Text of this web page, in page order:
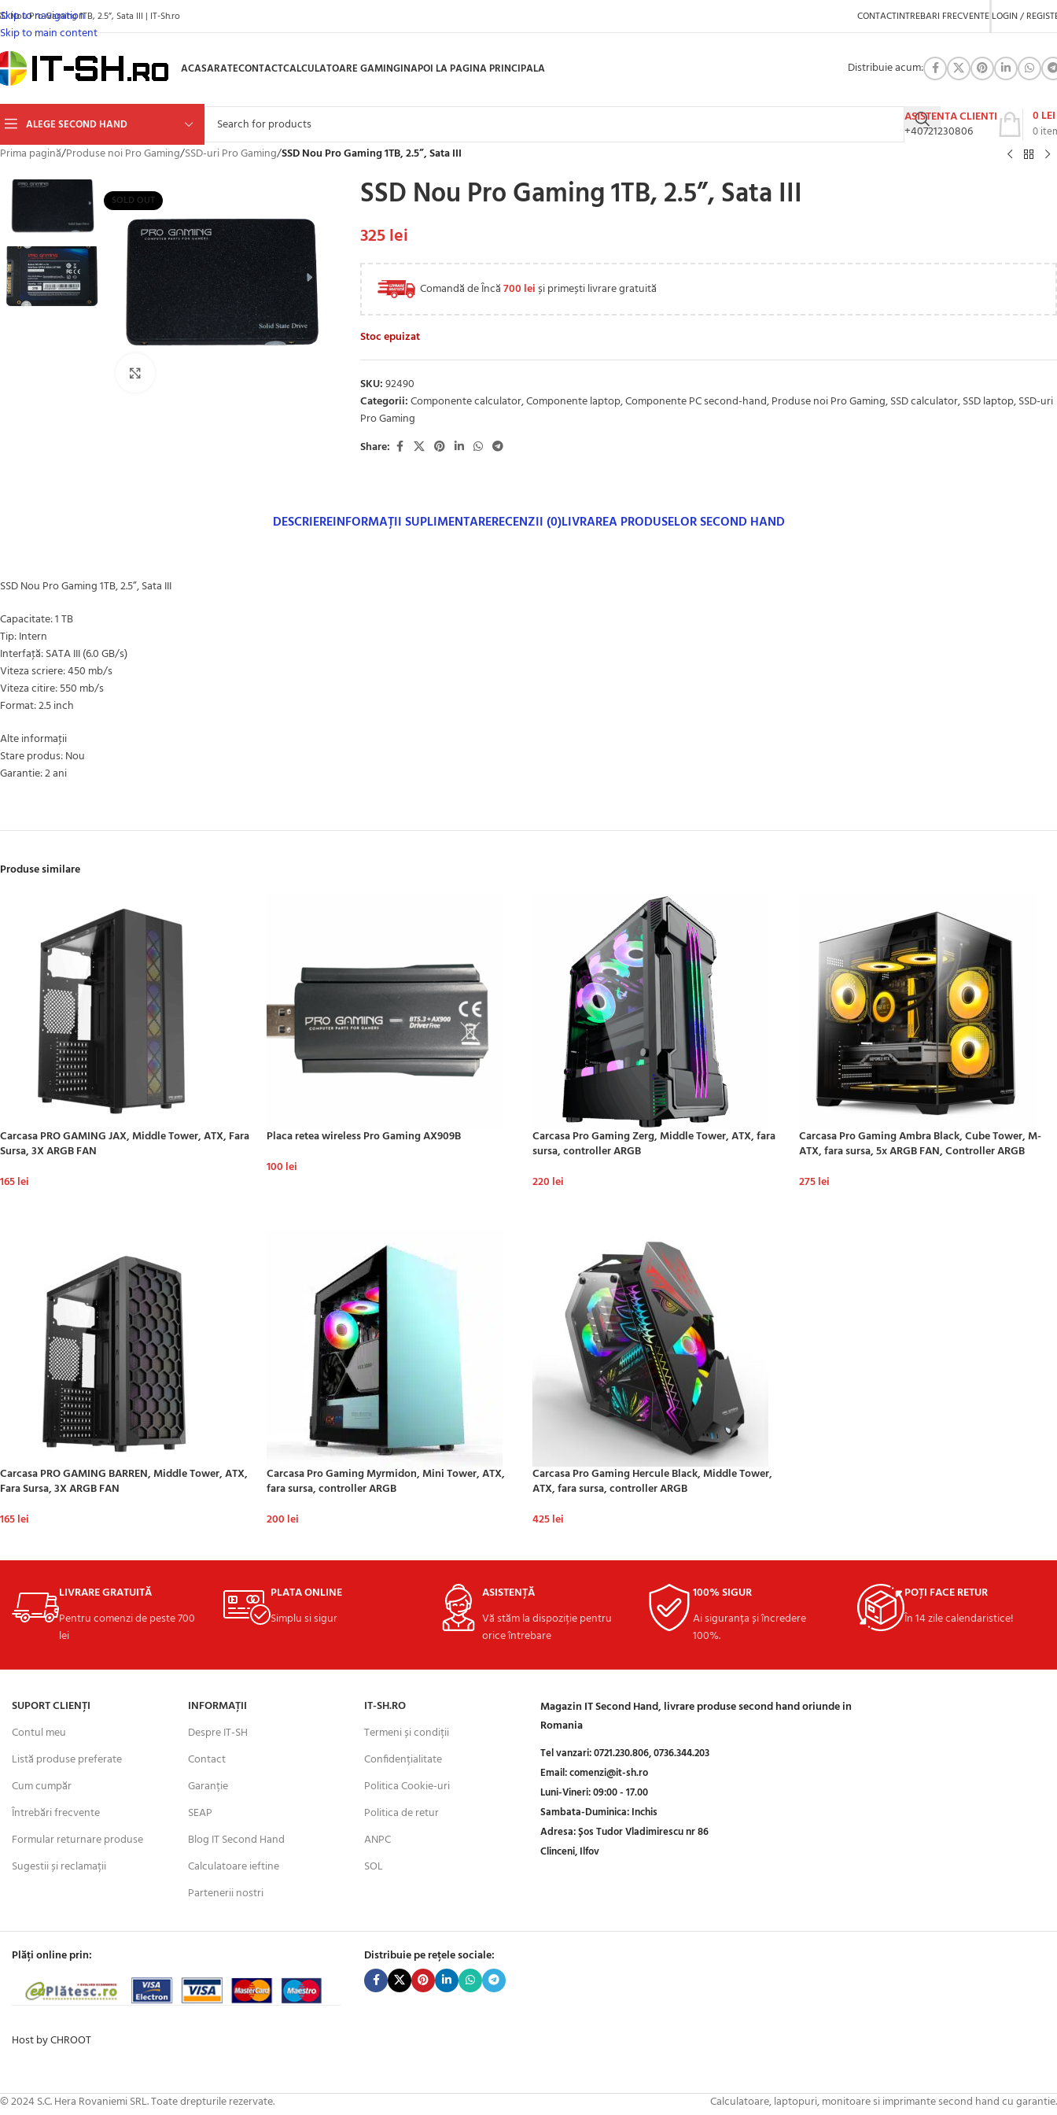
Skip to navigation
Skip to main content
Nou Pro Gaming 1TB, 2.5”, Sata III | IT-Sh.ro CONTACTINTREBARI FRECVENTE LOGIN /
ACASARATECONTACTCALCULATOARE GAMINGINAPOI LA PAGINA PRINCIPALA Distribuie acum:
ALEGE SECOND HAND
ASISTENTA CLIENTI
+40721230806
0
0 LEI
Prima pagină/Produse noi Pro Gaming/SSD-uri Pro Gaming/SSD Nou Pro Gaming 1TB, 2.5”, Sata III
SOLD OUT SSD Nou Pro Gaming 1TB, 2.5”, Sata III
325lei
Comandă de Încă700 leiși primești livrare gratuită
Stoc epuizat
SKU:92490
Categorii:Componente calculator,Componente laptop,Componente PC second-hand,Produse noi Pro Gaming,SSD calculator,SSD laptop,SSD-uri
Pro Gaming
Share:
DESCRIEREINFORMAȚII SUPLIMENTARERECENZII (0)LIVRAREA PRODUSELOR SECOND HAND
SSD Nou Pro Gaming 1TB, 2.5”, Sata III
Capacitate: 1 TB
Tip: Intern
Interfaţă: SATA III (6.0 GB/s)
Viteza scriere: 450 mb/s
Viteza citire: 550 mb/s
Format: 2.5 inch
Alte informaţii
Stare produs: Nou
Garantie: 2 ani
Produse similare
Carcasa PRO GAMING JAX, Middle Tower, ATX, Fara
Sursa, 3X ARGB FAN
165lei
Placa retea wireless Pro Gaming AX909B
100 lei
Carcasa Pro Gaming Zerg, Middle Tower, ATX, fara
sursa, controller ARGB
220 lei
Carcasa Pro Gaming Ambra Black, Cube Tower, M-
ATX, fara sursa, 5x ARGB FAN, Controller ARGB
275lei
Carcasa PRO GAMING BARREN, Middle Tower, ATX,
Fara Sursa, 3X ARGB FAN
165lei
Carcasa Pro Gaming Myrmidon, Mini Tower, ATX,
fara sursa, controller ARGB
200 lei
Carcasa Pro Gaming Hercule Black, Middle Tower,
ATX, fara sursa, controller ARGB
425lei
LIVRARE GRATUITĂ
Pentru comenzi de peste 700
lei
PLATA ONLINE
Simplu si sigur
ASISTENȚĂ
Vă stăm la dispoziție pentru
orice întrebare
100% SIGUR
Ai siguranța și încredere
100%.
POȚI FACE RETUR
În 14 zile calendaristice!
SUPORT CLIENȚI
Contul meu
Listă produse preferate
Cum cumpăr
Întrebări frecvente
Formular returnare produse
Sugestii și reclamații
INFORMAȚII
Despre IT-SH
Contact
Garanție
SEAP
Blog IT Second Hand
Calculatoare ieftine
Partenerii nostri
IT-SH.RO
Termeni și condiții
Confidențialitate
Politica Cookie-uri
Politica de retur
ANPC
SOL
Magazin IT Second Hand, livrare produse second hand oriunde in
Romania
Tel vanzari:0721.230.806,0736.344.203
Email:comenzi@it-sh.ro
Luni-Vineri:09:00 - 17.00
Sambata-Duminica:Inchis
Adresa:Șos Tudor Vladimirescu nr 86
Clinceni, Ilfov
Plăți online prin:
Host by CHROOT
Distribuie pe rețele sociale:
© 2024 S.C. Hera Rovaniemi SRL. Toate drepturile rezervate. Calculatoare, laptopuri, monitoare si imprimante second hand cu garantie.